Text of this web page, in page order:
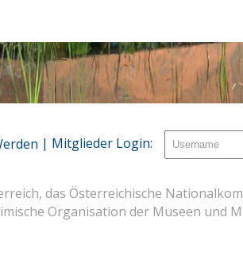
das Österreichische
Organisation der Museen und
| Mitglieder Login: